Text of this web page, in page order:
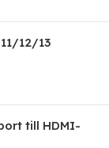
12/13
till HDMI-